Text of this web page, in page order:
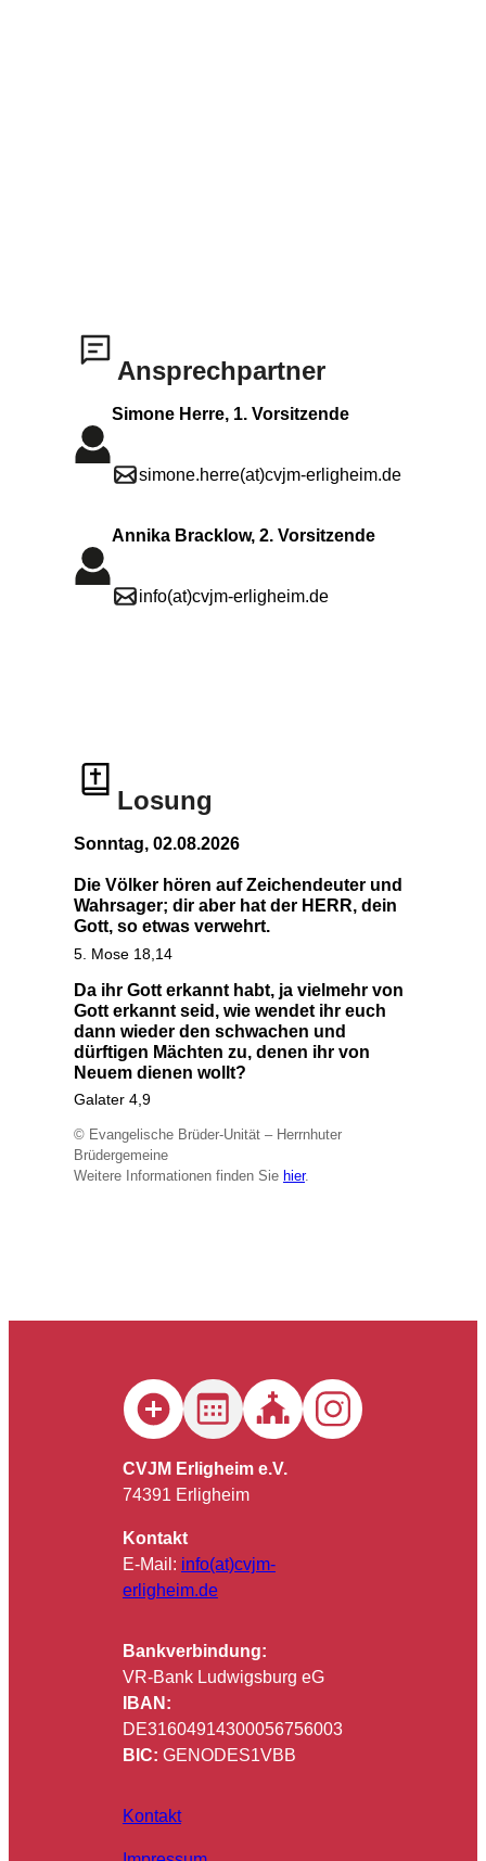
Ansprechpartner
Simone Herre, 1. Vorsitzende
simone.herre(at)cvjm-erligheim.de
Annika Bracklow, 2. Vorsitzende
info(at)cvjm-erligheim.de
Losung
Sonntag, 02.08.2026
Die Völker hören auf Zeichendeuter und
Wahrsager; dir aber hat der HERR, dein
Gott, so etwas verwehrt.
5. Mose 18,14
Da ihr Gott erkannt habt, ja vielmehr von
Gott erkannt seid, wie wendet ihr euch
dann wieder den schwachen und
dürftigen Mächten zu, denen ihr von
Neuem dienen wollt?
Galater 4,9
© Evangelische Brüder-Unität – Herrnhuter
Brüdergemeine
Weitere Informationen finden Sie hier.
CVJM Erligheim e.V.
74391 Erligheim
Kontakt
E-Mail: info(at)cvjm-
erligheim.de
Bankverbindung:
VR-Bank Ludwigsburg eG
IBAN:
DE31604914300056756003
BIC: GENODES1VBB
Kontakt